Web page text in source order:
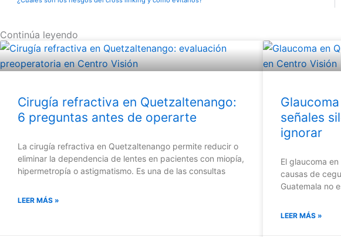
Continúa leyendo
Cirugía refractiva en Quetzaltenango:
6 preguntas antes de operarte
La cirugía refractiva en Quetzaltenango permite reducir o
eliminar la dependencia de lentes en pacientes con miopía,
hipermetropía o astigmatismo. Es una de las consultas
LEER MÁS »
señales
ignorar
El glaucoma
causas de
Guatemala no
LEER MÁS »